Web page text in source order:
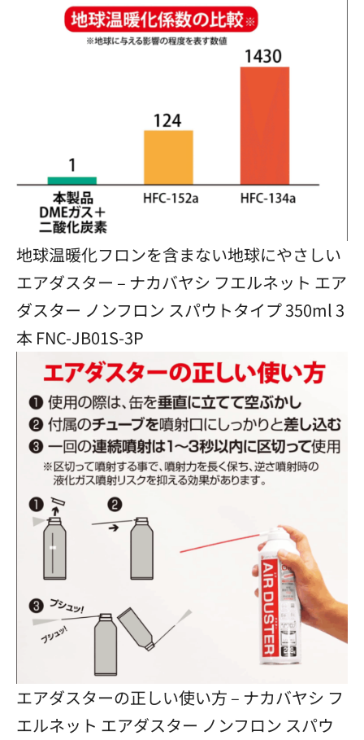
地球温暖化フロンを含まない地球にやさしい
エアダスター – ナカバヤシ フエルネット エア
ダスター ノンフロン スパウトタイプ 350ml 3
本 FNC-JB01S-3P
エアダスターの正しい使い方 – ナカバヤシ フ
エルネット エアダスター ノンフロン スパウ